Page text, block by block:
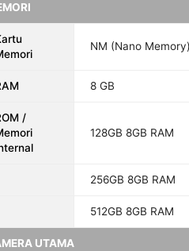
NM (Nano
8 GB
/
128GB 8GB RAM
256GB 8GB RAM
512GB 8GB RAM
UTAMA